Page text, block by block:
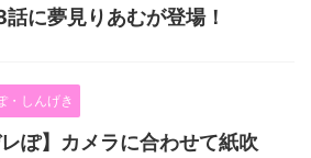
話に夢見りあむが登場！
・しんげき
レぽ】カメラに合わせて紙吹